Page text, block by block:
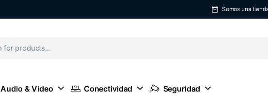
Somos una
Audio & Video Conectividad Seguridad